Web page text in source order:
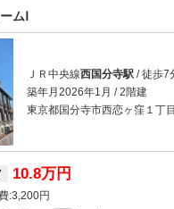
ムⅠ
ＪＲ中央線西国分寺駅 / 徒歩7
築年月2026年1月 / 2階建
東京都国分寺市西恋ヶ窪１丁目
10.8万円
3,200円